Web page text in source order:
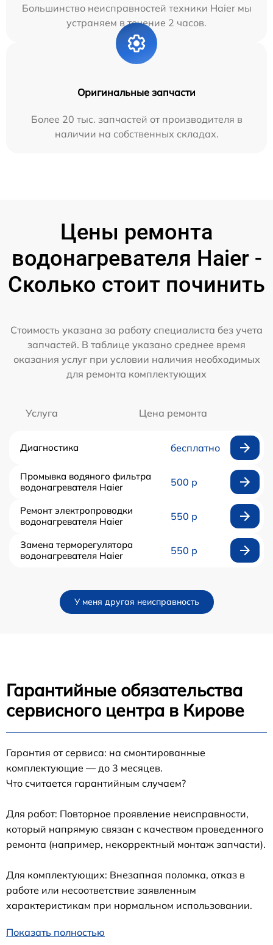
Большинство неисправностей техники Haier мы
устраняем в течение 2 часов.
Оригинальные запчасти
Более 20 тыс. запчастей от производителя в
наличии на собственных складах.
Цены ремонта
водонагревателя Haier -
Сколько стоит починить
Стоимость указана за работу специалиста без учета
запчастей. В таблице указано среднее время
оказания услуг при условии наличия необходимых
для ремонта комплектующих
Услуга Цена ремонта
Диагностика бесплатно
Промывка водяного фильтра
водонагревателя Haier
500 р
Ремонт электропроводки
водонагревателя Haier
550 р
Замена терморегулятора
водонагревателя Haier
550 р
У меня другая неисправность
Гарантийные обязательства
сервисного центра в Кирове
Гарантия от сервиса: на смонтированные
комплектующие — до 3 месяцев.
Что считается гарантийным случаем?
Для работ: Повторное проявление неисправности,
который напрямую связан с качеством проведенного
ремонта (например, некорректный монтаж запчасти).
Для комплектующих: Внезапная поломка, отказ в
работе или несоответствие заявленным
характеристикам при нормальном использовании.
Показать полностью